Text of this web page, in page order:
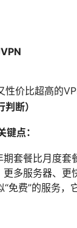
价比超高的
断）
点：
套餐比月度套
多服务器、更
免费”的服务，